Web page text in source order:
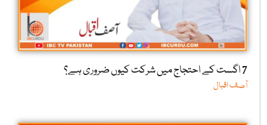
7 اگست کے احتجاج میں شرکت کیوں ضروری ہے؟
آصف اقبال